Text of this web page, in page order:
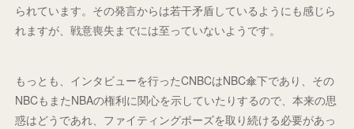
られています。その発言からは若干矛盾しているようにも感じら
れますが、戦意喪失までには至っていないようです。
もっとも、インタビューを行ったCNBCはNBC傘下であり、その
NBCもまたNBAの権利に関心を示していたりするので、本来の思
惑はどうであれ、ファイティングポーズを取り続ける必要があっ